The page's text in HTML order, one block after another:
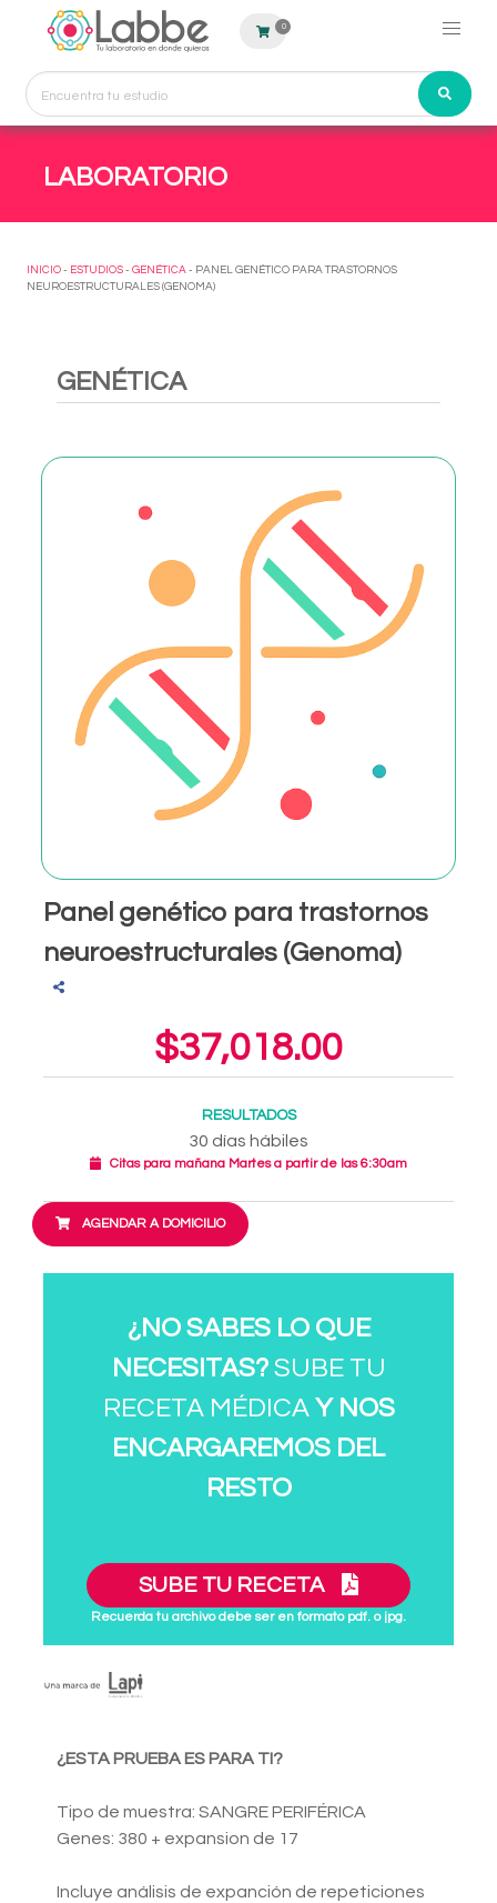
0
LABORATORIO
INICIO - ESTUDIOS - GENÉTICA - PANEL GENÉTICO PARA TRASTORNOS
NEUROESTRUCTURALES (GENOMA)
GENÉTICA
Panel genético para trastornos
neuroestructurales (Genoma)
$37,018.00
RESULTADOS
30 días hábiles
Citas para mañana Martes a partir de las 6:30am
AGENDAR A DOMICILIO
¿NO SABES LO QUE
NECESITAS?SUBE TU
RECETA MÉDICA Y NOS
ENCARGAREMOS DEL
RESTO
SUBE TU RECETA
Recuerda tu archivo debe ser en formato pdf. o jpg.
¿ESTA PRUEBA ES PARA TI?
Tipo de muestra: SANGRE PERIFÉRICA
Genes: 380 + expansion de 17
Incluye análisis de expanción de repeticiones